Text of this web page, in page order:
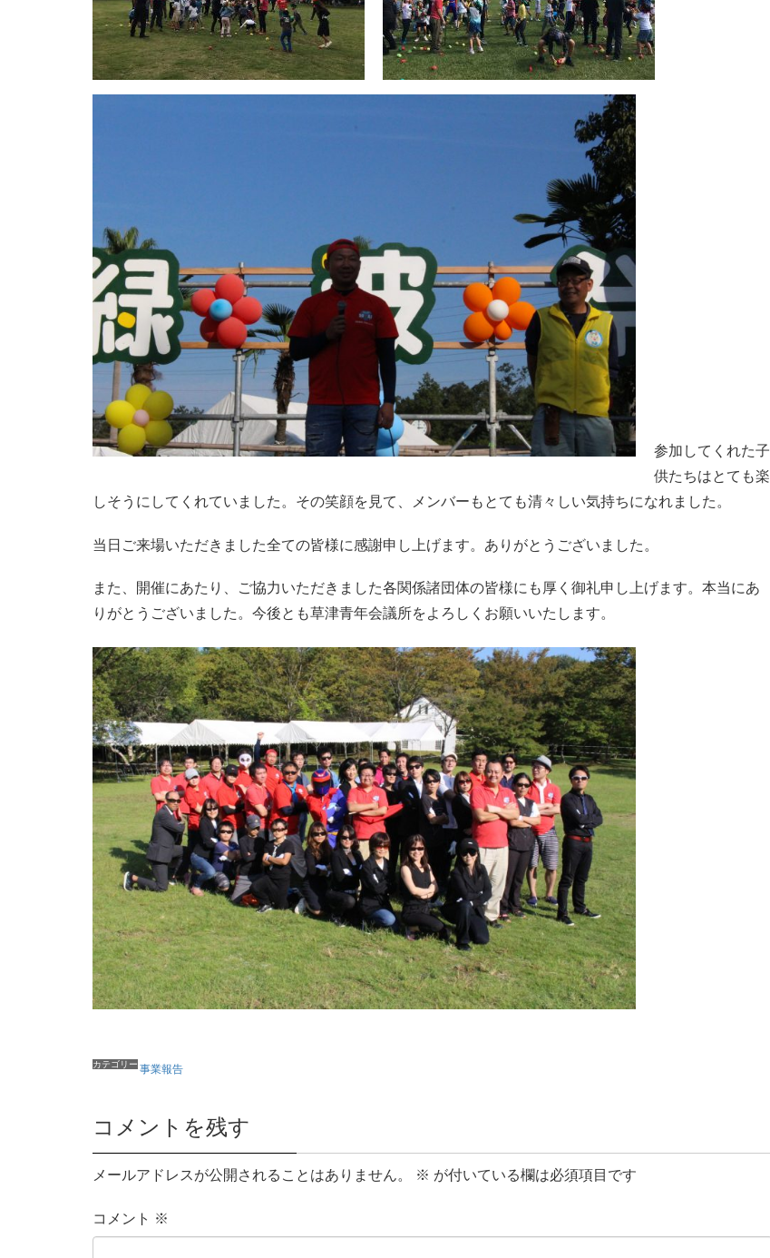
参加してくれた子
供たちはとても楽
しそうにしてくれていました。その笑顔を見て、メンバーもとても清々しい気持ちになれました。
当日ご来場いただきました全ての皆様に感謝申し上げます。ありがとうございました。
また、開催にあたり、ご協力いただきました各関係諸団体の皆様にも厚く御礼申し上げます。本当にあ
りがとうございました。今後とも草津青年会議所をよろしくお願いいたします。
カテゴリー 事業報告
コメントを残す
メールアドレスが公開されることはありません。 ※ が付いている欄は必須項目です
コメント ※